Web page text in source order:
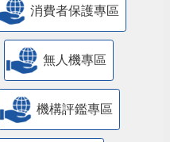
消費者保護專區
無人機專區
機構評鑑專區